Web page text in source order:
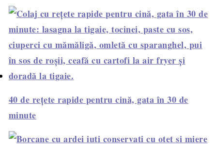
40 de rețete rapide pentru cină, gata în 30 de
minute